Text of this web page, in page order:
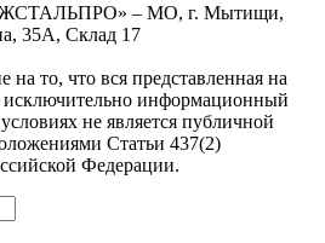
– МО, г. Мытищи,
35А, Склад 17
то, что вся представленная на
исключительно информационный
не является публичной
Статьи 437(2)
Федерации.